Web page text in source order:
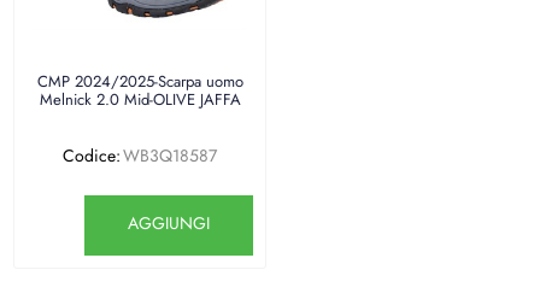
CMP 2024/2025-Scarpa uomo
Melnick 2.0 Mid-OLIVE JAFFA
Codice:WB3Q18587
AGGIUNGI